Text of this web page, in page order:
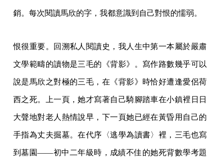
銷。每次閱讀馬欣的字，我都意識到自己對恨的懦弱。
恨很重要。回溯私人閱讀史，我人生中第一本屬於嚴肅
文學範疇的讀物是三毛的《背影》。寫作路數幾乎可以
說是馬欣之對極的三毛，在《背影》時恰好遭逢愛侶荷
西之死。上一頁，她才寫著自己騎腳踏車在小鎮裡日日
大聲地對老人熱情說早，下一頁她已經在黃昏用自己的
手指為丈夫掘墓。在代序〈逃學為讀書〉裡，三毛也寫
到墓園——初中二年級時，成績不佳的她死背數學考題